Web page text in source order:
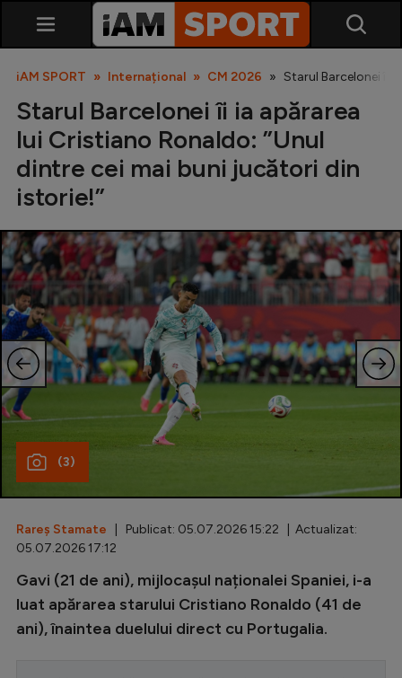
SuperLiga
Liga 2
Cupa României
Echipa Națională
U21
Fotbal feminin
Special
Inedit
Clasamente
Champions League
iAM SPORT Internațional CM 2026 Starul Barcelonei îi
Starul Barcelonei îi ia apărarea
lui Cristiano Ronaldo: ”Unul
dintre cei mai buni jucători din
istorie!”
(3)
Rareș Stamate | Publicat: 05.07.2026 15:22 | Actualizat:
05.07.2026 17:12
Gavi (21 de ani), mijlocașul naționalei Spaniei, i-a
luat apărarea starului Cristiano Ronaldo (41 de
ani), înaintea duelului direct cu Portugalia.